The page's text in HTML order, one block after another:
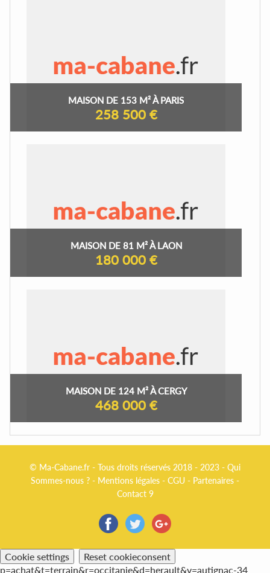
MAISON DE 153 M² À PARIS
258 500 €
MAISON DE 81 M² À LAON
180 000 €
MAISON DE 124 M² À CERGY
468 000 €
© Ma-Cabane.fr - Tous droits réservés 2018 - 2023 - Qui
Sommes-nous ? - Mentions légales - CGU - Partenaires -
Contact 9
Cookie settings
Reset cookieconsent
p=achat&t=terrain&r=occitanie&d=herault&v=autignac-34